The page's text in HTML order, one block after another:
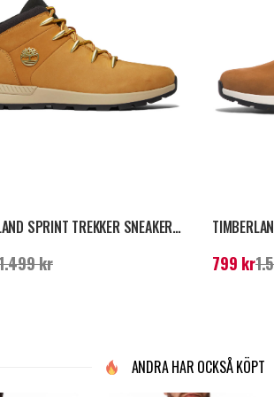
TIMBERLAND SPRINT TREKKER SNEAKERS - WHEAT
pris:999 kr
kr
Nuvarande
799 kr
ANDRA HAR OCKSÅ KÖPT